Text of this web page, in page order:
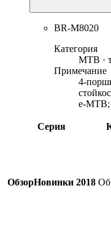
BR-M8020
Категория
MTB ·
Примечание
4-
e-MTB;
Серия
ОбзорНовинки 2018